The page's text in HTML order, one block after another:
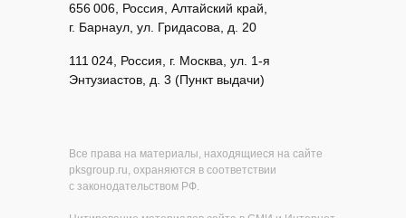
656 006, Россия, Алтайский край,
г. Барнаул, ул. Гридасова, д. 20
111 024, Россия, г. Москва, ул. 1-я
Энтузиастов, д. 3 (Пункт выдачи)
Все права на материалы, находящиеся на сайте
pksgroup.ru, охраняются в соответствии
с законодательством РФ.